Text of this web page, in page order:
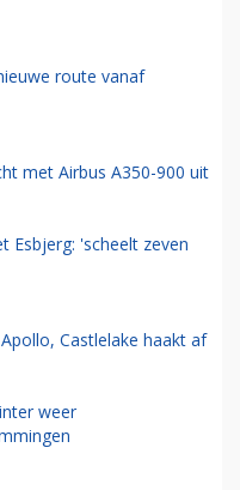
route vanaf
met Airbus A350-900 uit
Esbjerg: 'scheelt zeven
Castlelake haakt af
weer